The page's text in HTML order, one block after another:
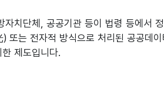
치단체, 공공기관 등이 법령 등에서
또는 전자적 방식으로 처리된 공공데
제도입니다.